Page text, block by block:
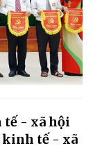
tế - xã hội
kinh tế - xã